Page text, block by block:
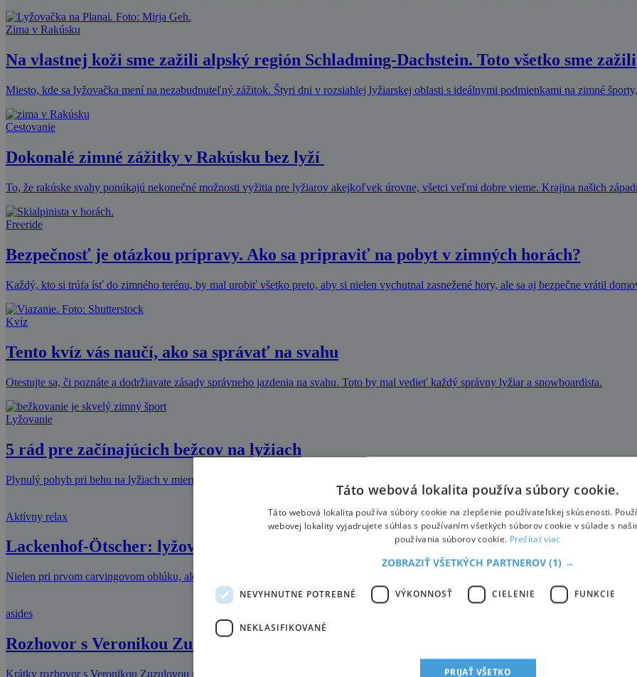
Zima v Rakúsku
Na vlastnej koži sme zažili alpský región Schladming-Dachstein. Toto všetko sme zažili
Miesto, kde sa lyžovačka mení na nezabudnuteľný zážitok. Štyri dni v rozsiahlej lyžiarskej oblasti s ideálnymi podmienkami na zimné
Cestovanie
Dokonalé zimné zážitky v Rakúsku bez lyží
To, že rakúske svahy ponúkajú nekonečné možnosti vyžitia pre lyžiarov akejkoľvek úrovne, všetci veľmi dobre vieme. Krajina našich
Freeride
Bezpečnosť je otázkou prípravy. Ako sa pripraviť na pobyt v zimných horách?
Každý, kto si trúfa ísť do zimného terénu, by mal urobiť všetko preto, aby si nielen vychutnal zasnežené hory, ale sa aj bezpečne vrátil
Kvíz
Tento kvíz vás naučí, ako sa správať na svahu
Otestujte sa, či poznáte a dodržiavate zásady správneho jazdenia na svahu. Toto by mal vedieť každý správny lyžiar a snowboardista.
Lyžovanie
5 rád pre začínajúcich bežcov na lyžiach
Plynulý pohyb pri behu na lyžiach v miernom tempe upokojuje myseľ a tempo olympionika zas prebúdza k životu pľúca. Či už si zvolíte
Aktívny relax
Lackenhof-Ötscher: lyžovačka s výhľadom na Vaterberg
Nielen pri prvom carvingovom oblúku, ale aj pri jednoduchom zastavení na svahu a nádychu čerstvého zimného vzduchu sa Ötscher stáva
asides
Rozhovor s Veronikou Zuzulovou na Sme.sk
Krátky rozhovor s Veronikou Zuzulovou na Sme.sk pred utorkovým obrovským slalomom Svetového pohára na Semmeringu. V stredu
Táto webová lokalita používa súbory cookie.
Táto webová lokalita používa súbory cookie na zlepšenie používateľskej skúsenosti.
webovej lokality vyjadrujete súhlas s používaním všetkých súborov cookie v súlade s
používania súborov cookie. Prečítať viac
ZOBRAZIŤ VŠETKÝCH PARTNEROV (1) →
NEVYHNUTNE POTREBNÉ VÝKONNOSŤ CIELENIE FUNKCIE
NEKLASIFIKOVANÉ
PRIJAŤ VŠETKO